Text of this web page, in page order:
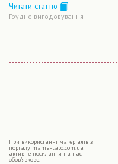
Читати статтю
Грудне вигодовування
При використаннi матерiалiв з
порталу mama-tato.com.ua
активне посилання на нас
обов'язкове.